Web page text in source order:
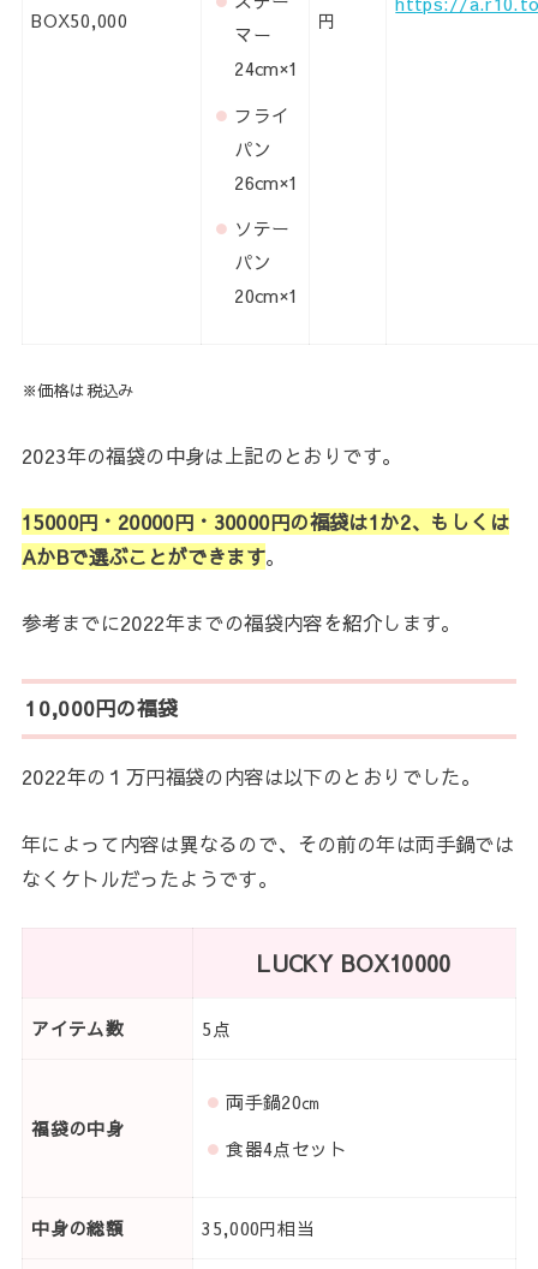
BOX50,000
マー
24cm×1
フライ
パン
26cm×1
ソテー
パン
20cm×1
円
※価格は税込み
2023年の福袋の中身は上記のとおりです。
15000円・20000円・30000円の福袋は1か2、もしくは
AかBで選ぶことができます。
参考までに2022年までの福袋内容を紹介します。
10,000円の福袋
2022年の１万円福袋の内容は以下のとおりでした。
年によって内容は異なるので、その前の年は両手鍋では
なくケトルだったようです。
LUCKY BOX10000
アイテム数 5点
福袋の中身
両手鍋20㎝
食器4点セット
中身の総額 35,000円相当